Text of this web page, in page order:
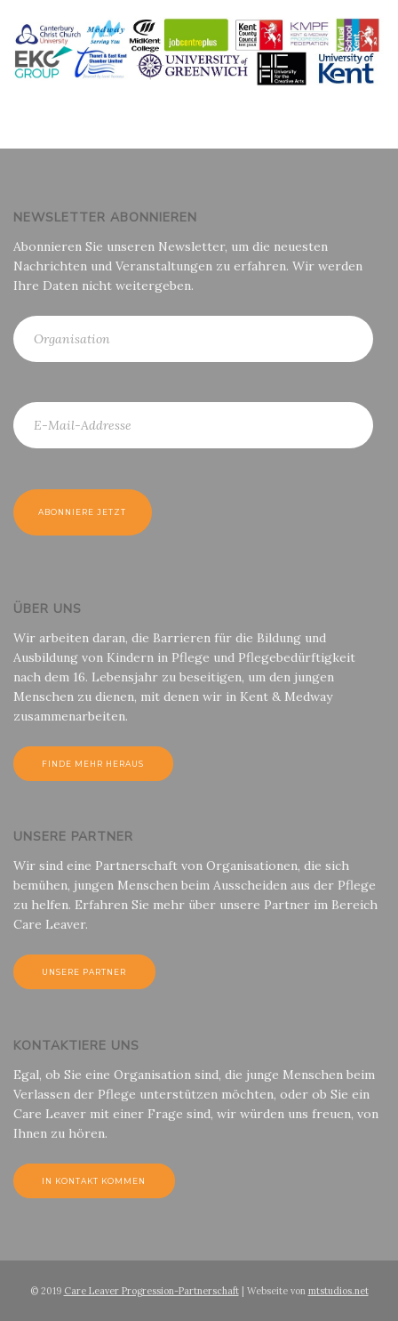
NEWSLETTER ABONNIEREN
Abonnieren Sie unseren Newsletter, um die neuesten
Nachrichten und Veranstaltungen zu erfahren. Wir werden
Ihre Daten nicht weitergeben.
ÜBER UNS
Wir arbeiten daran, die Barrieren für die Bildung und
Ausbildung von Kindern in Pflege und Pflegebedürftigkeit
nach dem 16. Lebensjahr zu beseitigen, um den jungen
Menschen zu dienen, mit denen wir in Kent & Medway
zusammenarbeiten.
FINDE MEHR HERAUS
UNSERE PARTNER
Wir sind eine Partnerschaft von Organisationen, die sich
bemühen, jungen Menschen beim Ausscheiden aus der Pflege
zu helfen. Erfahren Sie mehr über unsere Partner im Bereich
Care Leaver.
UNSERE PARTNER
KONTAKTIERE UNS
Egal, ob Sie eine Organisation sind, die junge Menschen beim
Verlassen der Pflege unterstützen möchten, oder ob Sie ein
Care Leaver mit einer Frage sind, wir würden uns freuen, von
Ihnen zu hören.
IN KONTAKT KOMMEN
© 2019 Care Leaver Progression-Partnerschaft| Webseite von mtstudios.net